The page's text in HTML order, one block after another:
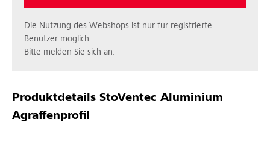
Die Nutzung des Webshops ist nur für registrierte
Benutzer möglich.
Bitte melden Sie sich an.
Produktdetails StoVentec Aluminium
Agraffenprofil